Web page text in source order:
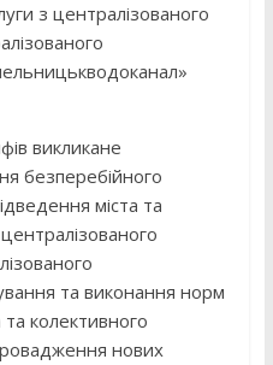
з централізованого
викликане
безперебійного
міста та
та виконання норм
колективного
нових